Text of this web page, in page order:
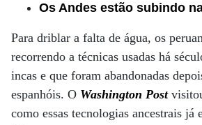
Os Andes estão subindo
Para driblar a falta de água, os
recorrendo a técnicas usadas há
incas e que foram abandonadas
espanhóis. O Washington Post
como essas tecnologias ancestrais já